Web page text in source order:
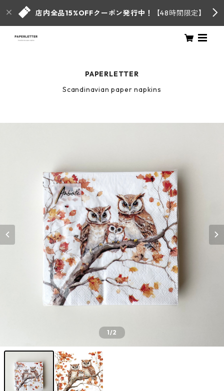
店内全品15%OFFクーポン発行中！ 【48時間限定】
PAPERLETTER
Scandinavian paper napkins
1/2